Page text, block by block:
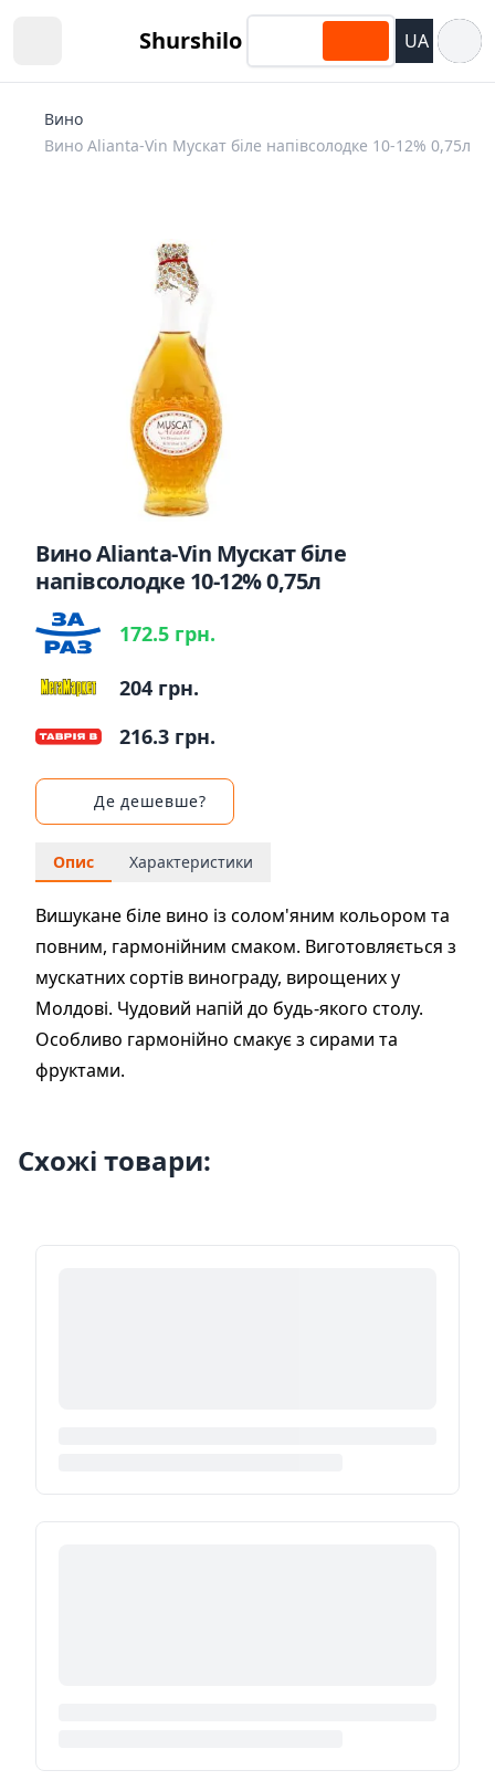
Shurshilo UA
Вино
Вино Alianta-Vin Мускат біле напівсолодке 10-12% 0,75л
Вино Alianta-Vin Мускат біле
напівсолодке 10-12% 0,75л
172.5 грн.
204 грн.
216.3 грн.
Де дешевше?
Опис Характеристики
Вишукане біле вино із солом'яним кольором та
повним, гармонійним смаком. Виготовляється з
мускатних сортів винограду, вирощених у
Молдові. Чудовий напій до будь-якого столу.
Особливо гармонійно смакує з сирами та
фруктами.
Схожі товари: